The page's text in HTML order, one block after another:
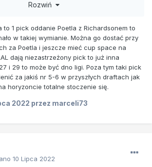
Rozwiń
to 1 pick oddanie Poetla z Richardsonem to
w takiej wymianie. Można go dostać przy
za Poetla i jeszcze mieć cup space na
dają niezastrzeżony pick to już inna
i 29 to może być dno ligi. Poza tym taki pick
za jakiś nr 5-6 w przyszłych draftach jak
horyzoncie totalne stoczenie się.
2022 przez marceli73
10 Lipca 2022